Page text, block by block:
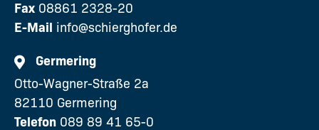
Fax 08861 2328-20
E-Mail info@schierghofer.de
Germering
Otto-Wagner-Straße 2a
82110 Germering
Telefon 089 89 41 65-0